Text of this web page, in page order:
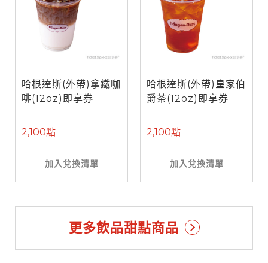
哈根達斯(外帶)拿鐵咖
啡(12oz)即享券
2,100點
加入兌換清單
哈根達斯(外帶)皇家伯
爵茶(12oz)即享券
2,100點
加入兌換清單
更多飲品甜點商品